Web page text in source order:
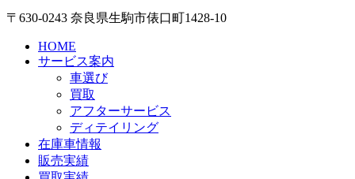
〒630-0243 奈良県生駒市俵口町1428-10
HOME
サービス案内
車選び
買取
アフターサービス
ディテイリング
在庫車情報
販売実績